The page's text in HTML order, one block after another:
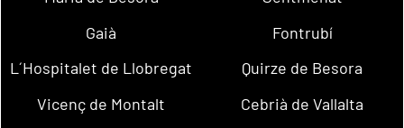
Gaià
Fontrubí
L´Hospitalet de Llobregat
Quirze de Besora
Vicenç de Montalt
Cebrià de Vallalta